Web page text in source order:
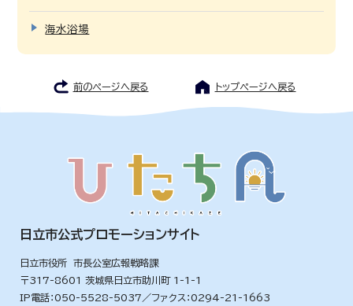
海水浴場
前のページへ戻る トップページへ戻る
日立市公式プロモーションサイト
日立市役所 市長公室広報戦略課
〒317-8601 茨城県日立市助川町 1-1-1
IP電話：050-5528-5037／ファクス：0294-21-1663